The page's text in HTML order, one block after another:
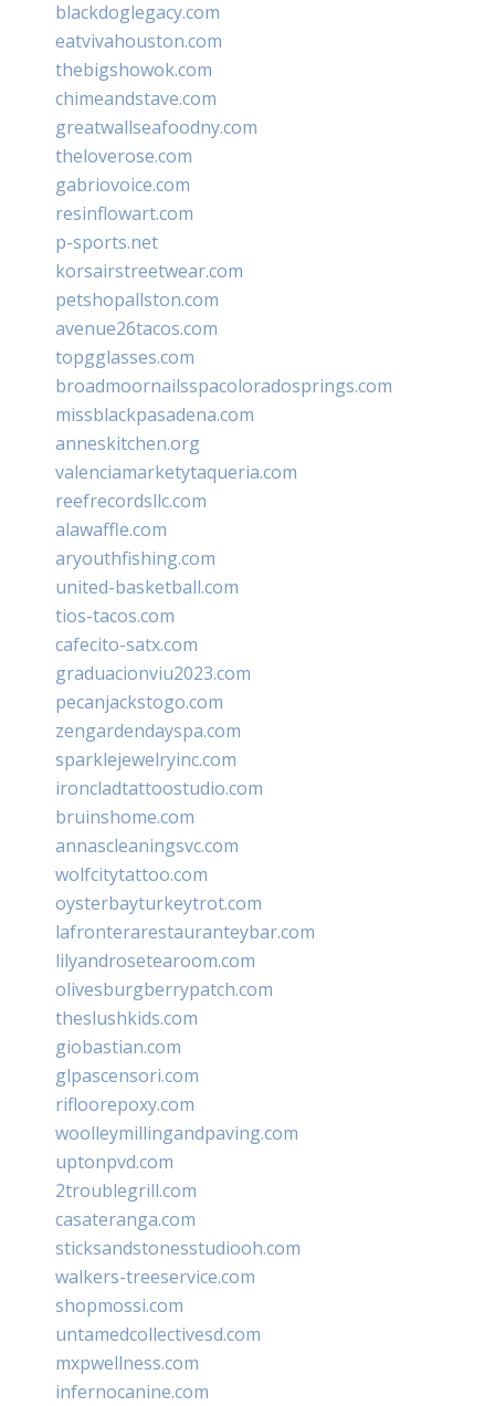
blackdoglegacy.com
eatvivahouston.com
thebigshowok.com
chimeandstave.com
greatwallseafoodny.com
theloverose.com
gabriovoice.com
resinflowart.com
p-sports.net
korsairstreetwear.com
petshopallston.com
avenue26tacos.com
topgglasses.com
broadmoornailsspacoloradosprings.com
missblackpasadena.com
anneskitchen.org
valenciamarketytaqueria.com
reefrecordsllc.com
alawaffle.com
aryouthfishing.com
united-basketball.com
tios-tacos.com
cafecito-satx.com
graduacionviu2023.com
pecanjackstogo.com
zengardendayspa.com
sparklejewelryinc.com
ironcladtattoostudio.com
bruinshome.com
annascleaningsvc.com
wolfcitytattoo.com
oysterbayturkeytrot.com
lafronterarestauranteybar.com
lilyandrosetearoom.com
olivesburgberrypatch.com
theslushkids.com
giobastian.com
glpascensori.com
rifloorepoxy.com
woolleymillingandpaving.com
uptonpvd.com
2troublegrill.com
casateranga.com
sticksandstonesstudiooh.com
walkers-treeservice.com
shopmossi.com
untamedcollectivesd.com
mxpwellness.com
infernocanine.com